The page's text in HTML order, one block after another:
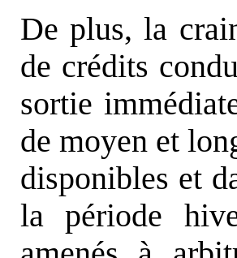
De plus, la
de crédits
sortie
de moyen et
disponibles et
la période